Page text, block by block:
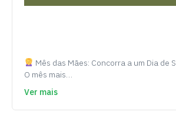
Mês das Mães: Concorra a um Dia de
O mês mais…
Ver mais